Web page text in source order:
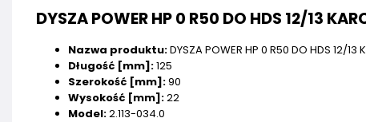
DYSZA POWER HP 0 R50 DO HDS 12/13
Nazwa produktu:DYSZA POWER HP 0 R50 DO HDS 12/13
Długość [mm]:125
Szerokość [mm]:90
Wysokość [mm]:22
Model:2.113-034.0